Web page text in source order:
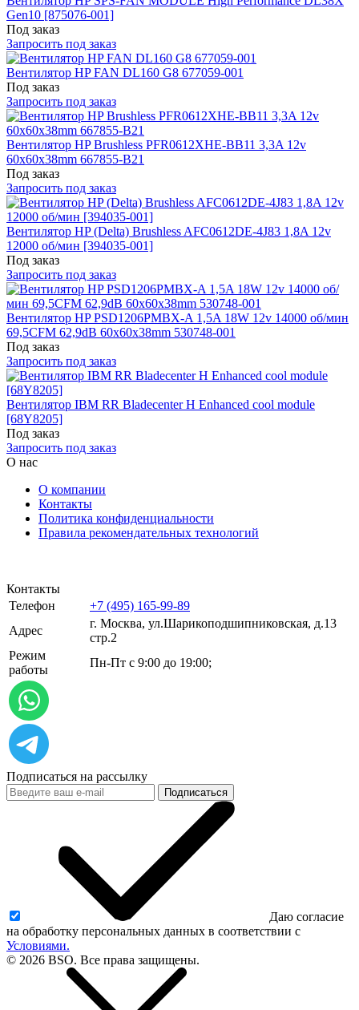
Gen10 [875076-001]
Под заказ
Запросить под заказ
Вентилятор HP FAN DL160 G8 677059-001
Под заказ
Запросить под заказ
Вентилятор HP Brushless PFR0612XHE-BB11 3,3A 12v
60x60x38mm 667855-B21
Под заказ
Запросить под заказ
Вентилятор HP (Delta) Brushless AFC0612DE-4J83 1,8A 12v
12000 об/мин [394035-001]
Под заказ
Запросить под заказ
Вентилятор HP PSD1206PMBX-A 1,5A 18W 12v 14000 об/мин
69,5CFM 62,9dB 60x60x38mm 530748-001
Под заказ
Запросить под заказ
Вентилятор IBM RR Bladecenter H Enhanced cool module
[68Y8205]
Под заказ
Запросить под заказ
О нас
О компании
Контакты
Политика конфиденциальности
Правила рекомендательных технологий
Контакты
Телефон
+7 (495) 165-99-89
Адрес
г. Москва, ул.​​Шарикоподшипниковская, д.13
стр.2
Режим
работы
Пн-Пт с 9:00 до 19:00;
Подписаться на рассылку
Подписаться
Даю согласие
на обработку персональных данных в соответствии с
Условиями.
© 2026 BSO. Все права защищены.